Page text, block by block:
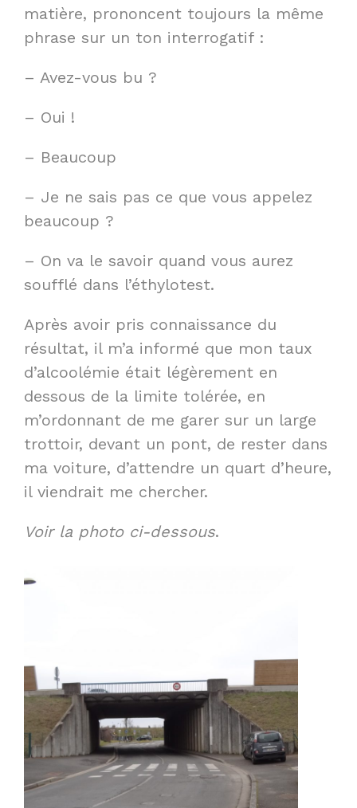
matière, prononcent toujours la même
phrase sur un ton interrogatif :
– Avez-vous bu ?
– Oui !
– Beaucoup
– Je ne sais pas ce que vous appelez
beaucoup ?
– On va le savoir quand vous aurez
soufflé dans l’éthylotest.
Après avoir pris connaissance du
résultat, il m’a informé que mon taux
d’alcoolémie était légèrement en
dessous de la limite tolérée, en
m’ordonnant de me garer sur un large
trottoir, devant un pont, de rester dans
ma voiture, d’attendre un quart d’heure,
il viendrait me chercher.
Voir la photo ci-dessous.